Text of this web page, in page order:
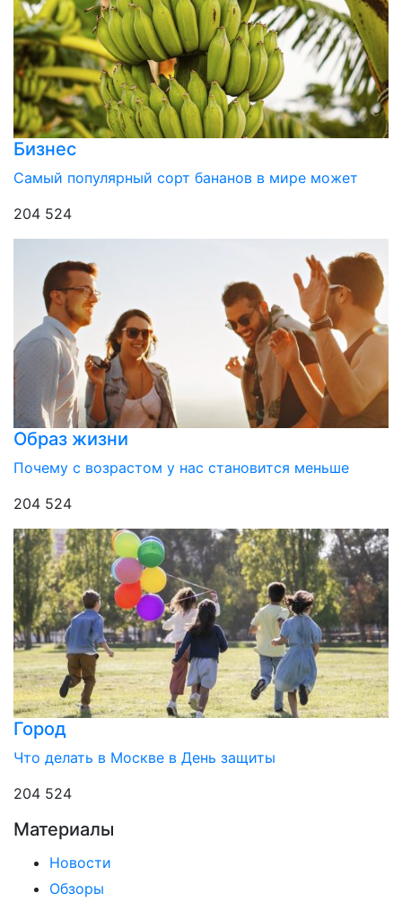
Бизнес
Самый популярный сорт бананов в мире может
204 524
Образ жизни
Почему с возрастом у нас становится меньше
204 524
Город
Что делать в Москве в День защиты
204 524
Материалы
Новости
Обзоры